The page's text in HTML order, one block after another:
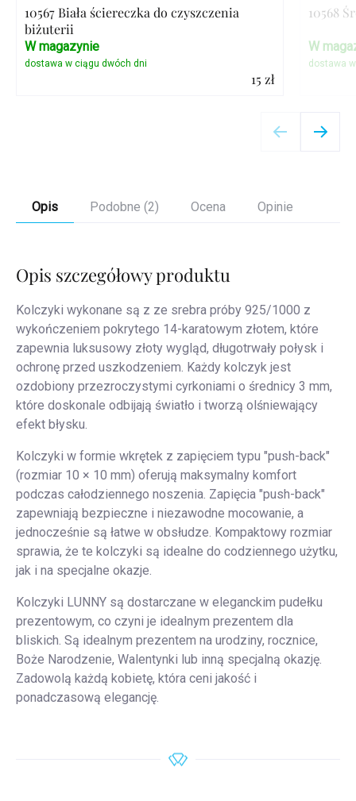
10567 Biała ściereczka do czyszczenia
biżuterii
15 zł
W magazynie
10568
W
Opis Podobne (2) Ocena Opinie
Opis szczegółowy produktu
Kolczyki wykonane są z ze srebra próby 925/1000 z
wykończeniem pokrytego 14-karatowym złotem, które
zapewnia luksusowy złoty wygląd, długotrwały połysk i
ochronę przed uszkodzeniem. Każdy kolczyk jest
ozdobiony przezroczystymi cyrkoniami o średnicy 3 mm,
które doskonale odbijają światło i tworzą olśniewający
efekt błysku.
Kolczyki w formie wkrętek z zapięciem typu "push-back"
(rozmiar 10 × 10 mm) oferują maksymalny komfort
podczas całodziennego noszenia. Zapięcia "push-back"
zapewniają bezpieczne i niezawodne mocowanie, a
jednocześnie są łatwe w obsłudze. Kompaktowy rozmiar
sprawia, że te kolczyki są idealne do codziennego użytku,
jak i na specjalne okazje.
Kolczyki LUNNY są dostarczane w eleganckim pudełku
prezentowym, co czyni je idealnym prezentem dla
bliskich. Są idealnym prezentem na urodziny, rocznice,
Boże Narodzenie, Walentynki lub inną specjalną okazję.
Zadowolą każdą kobietę, która ceni jakość i
ponadczasową elegancję.